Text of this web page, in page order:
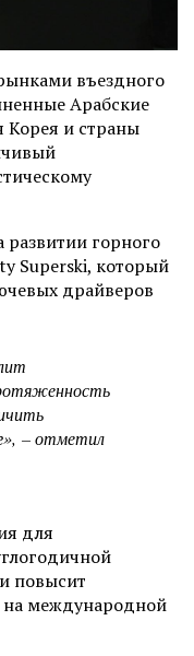
въездного
Арабские
и страны
горного
Superski, который
драйверов
–отметил
для
повысит
на международной